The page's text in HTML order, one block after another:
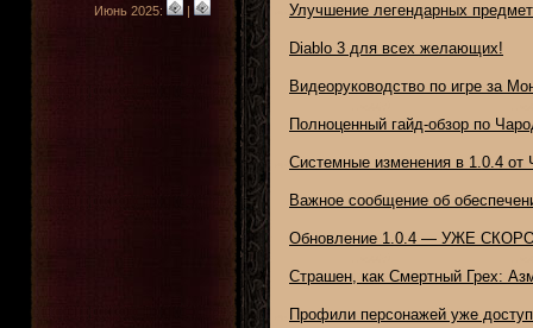
Июнь 2025:
| Улучшение легендарных
Diablo 3 для всех желающих!
Видеоруководство по игре за
Полноценный гайд-обзор по
Системные изменения в 1.0.4 от
Важное сообщение об
Обновление 1.0.4 — УЖЕ
Страшен, как Смертный Грех:
Профили персонажей уже